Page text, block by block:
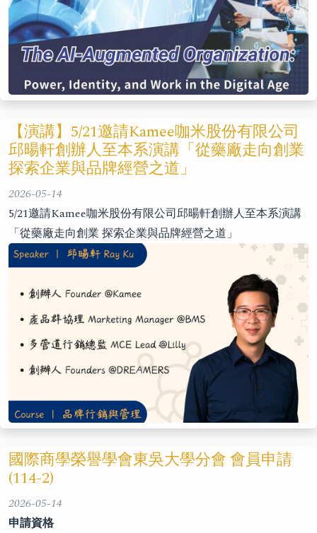
【演講】5/21邀請Kamee咖米股份有限公司
邱暘軒創辦人至本系演講「從藥廠走向創業
探索企業與品牌經營之道」
2026-05-14
5/21邀請Kamee咖米股份有限公司邱暘軒創辦人至本系演講
「從藥廠走向創業 探索企業與品牌經營之道」
國際商學榮譽學會東吳大學分會 會員申請
(114-2)
2026-05-14
申請資格